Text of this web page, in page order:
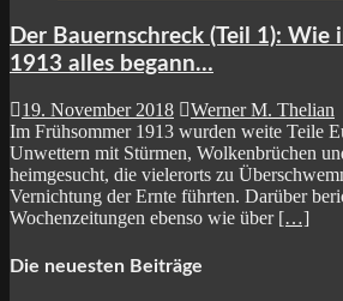
Der Bauernschreck (Teil 1): Wie
1913 alles begann…
19. November 2018
Werner M. Thelian
Im Frühsommer 1913 wurden weite Teile
Unwettern mit Stürmen, Wolkenbrüchen
heimgesucht, die vielerorts zu
Vernichtung der Ernte führten. Darüber
Wochenzeitungen ebenso wie über […]
Die neuesten Beiträge